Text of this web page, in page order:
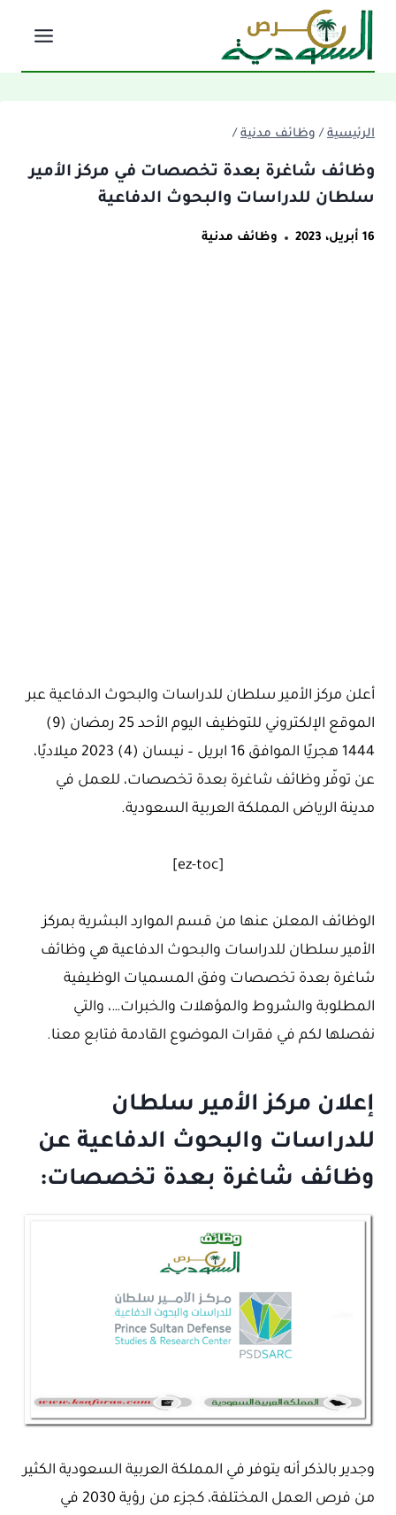
التجاوز
المحتوى
الرئيسية / وظائف مدنية /
وظائف شاغرة بعدة تخصصات في مركز الأمير
سلطان للدراسات والبحوث الدفاعية
16 أبريل، 2023 وظائف مدنية
أعلن مركز الأمير سلطان للدراسات والبحوث الدفاعية عبر
الموقع الإلكتروني للتوظيف اليوم الأحد 25 رمضان (9)
1444 هجريًا الموافق 16 ابريل – نيسان (4) 2023 ميلاديًا،
عن توفّر وظائف شاغرة بعدة تخصصات، للعمل في
مدينة الرياض المملكة العربية السعودية.
[ez-toc]
الوظائف المعلن عنها من قسم الموارد البشرية بمركز
الأمير سلطان للدراسات والبحوث الدفاعية هي وظائف
شاغرة بعدة تخصصات وفق المسميات الوظيفية
المطلوبة والشروط والمؤهلات والخبرات…، والتي
نفصلها لكم في فقرات الموضوع القادمة فتابع معنا.
إعلان مركز الأمير سلطان
للدراسات والبحوث الدفاعية عن
وظائف شاغرة بعدة تخصصات:
وجدير بالذكر أنه يتوفر في المملكة العربية السعودية الكثير
من فرص العمل المختلفة، كجزء من رؤية 2030 في